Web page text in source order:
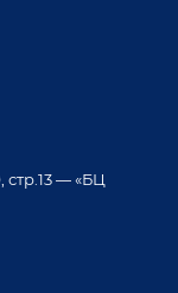
стр.13 — «БЦ